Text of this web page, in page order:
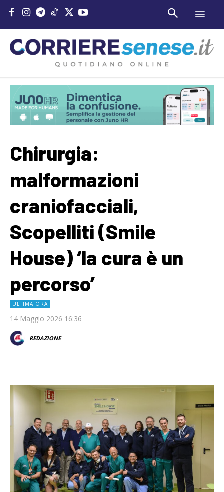
Chirurgia:
malformazioni
craniofacciali,
Scopelliti (Smile
House) ‘la cura è un
percorso’
ULTIMA ORA
14 Maggio 2026 16:36
REDAZIONE